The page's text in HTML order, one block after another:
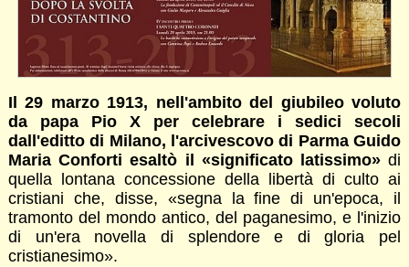
Il 29 marzo 1913, nell'ambito del giubileo voluto
da papa Pio X per celebrare i sedici secoli
dall'editto di Milano, l'arcivescovo di Parma Guido
Maria Conforti esaltò il «significato latissimo»di
quella lontana concessione della libertà di culto ai
cristiani che, disse, «segna la fine di un'epoca, il
tramonto del mondo antico, del paganesimo, e l'inizio
di un'era novella di splendore e di gloria pel
cristianesimo».